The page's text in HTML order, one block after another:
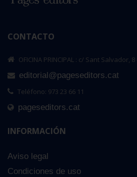
CONTACTO
OFICINA PRINCIPAL : c/ Sant Salvador,
editorial@pageseditors.cat
Teléfono: 973 23 66 11
pageseditors.cat
INFORMACIÓN
Aviso legal
Condiciones de uso